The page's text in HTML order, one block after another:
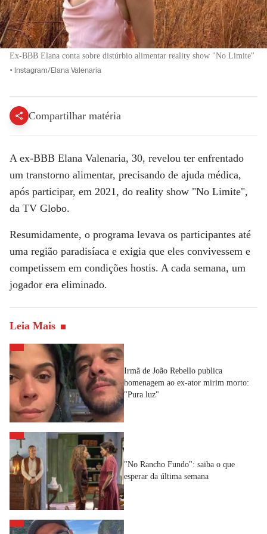
Ex-BBB Elana conta sobre distúrbio alimentar reality show "No Limite"
• Instagram/Elana Valenaria
Compartilhar matéria
A ex-BBB Elana Valenaria, 30, revelou ter enfrentado
um transtorno alimentar, precisando de ajuda médica,
após participar, em 2021, do reality show "No Limite",
da TV Globo.
Resumidamente, o programa levava os participantes até
uma região paradisíaca e exigia que eles convivessem e
competissem em condições hostis. A cada semana, um
jogador era eliminado.
Leia Mais
Irmã de João Rebello publica
homenagem ao ex-ator mirim morto:
"Pura luz"
"No Rancho Fundo": saiba o que
esperar da última semana